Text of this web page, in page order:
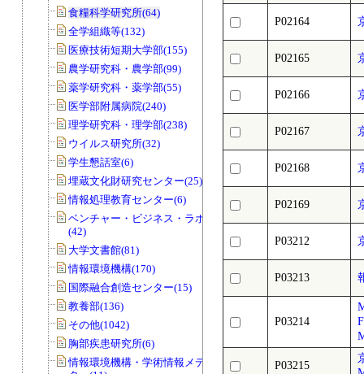
食糧科学研究所(64)
全学組織等(132)
医療技術短期大学部(155)
農学研究科・農学部(99)
薬学研究科・薬学部(55)
医学部附属病院(240)
理学研究科・理学部(238)
ウイルス研究所(32)
学生懇話室(6)
埋蔵文化財研究センター(25)
情報処理教育センター(6)
ベンチャー・ビジネス・ラボラトリー
(42)
大学文書館(81)
情報環境機構(170)
国際融合創造センター(15)
教養部(136)
その他(1042)
胸部疾患研究所(6)
情報環境機構・学術情報メディアセン
P02164
P02165
P02166
P02167
P02168
P02169
P03212
P03213
P03214
P03215